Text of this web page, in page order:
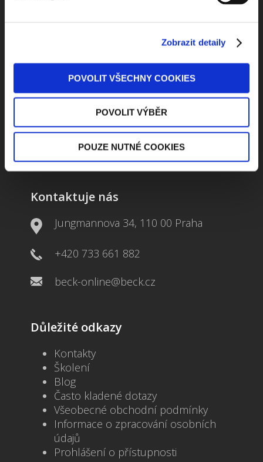
Zobrazit detaily
POVOLIT VŠECHNY COOKIES
POVOLIT VÝBĚR
POUZE NUTNÉ COOKIES
ODEBÍRAT NEWSLETTER
Kontaktuje nás
Jungmannova 34, 110 00 Praha
+420 733 661 882
beck-online@beck.cz
Důležité odkazy
Kontakty
Školení
Blog
Často kladené dotazy
Všeobecné obchodní podmínky
Informace o zpracování osobních
údajů
Prohlášení o přístupnosti